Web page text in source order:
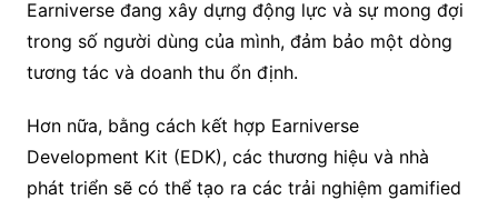
Earniverse đang xây dựng động lực và sự mong đợi
trong số người dùng của mình, đảm bảo một dòng
tương tác và doanh thu ổn định.
Hơn nữa, bằng cách kết hợp Earniverse
Development Kit (EDK), các thương hiệu và nhà
phát triển sẽ có thể tạo ra các trải nghiệm gamified